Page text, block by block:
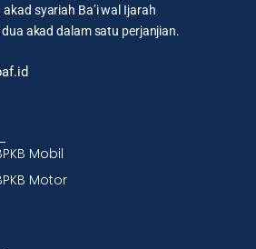
syariah Ba’i wal Ijarah
akad dalam satu perjanjian.
Mobil
Motor